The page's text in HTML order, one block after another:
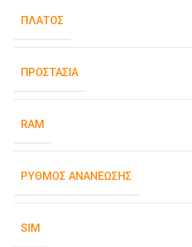
ΠΛΆΤΟΣ
ΠΡΟΣΤΑΣΊΑ
RAM
ΡΥΘΜΌΣ ΑΝΑΝΈΩΣΗΣ
SIM